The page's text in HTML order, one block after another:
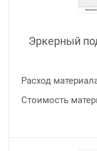
Эркерный
Расход
Стоимость